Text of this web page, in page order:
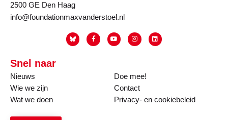
2500 GE Den Haag
info@foundationmaxvanderstoel.nl
Snel naar
Nieuws
Wie we zijn
Wat we doen
Doe mee!
Contact
Privacy- en cookiebeleid